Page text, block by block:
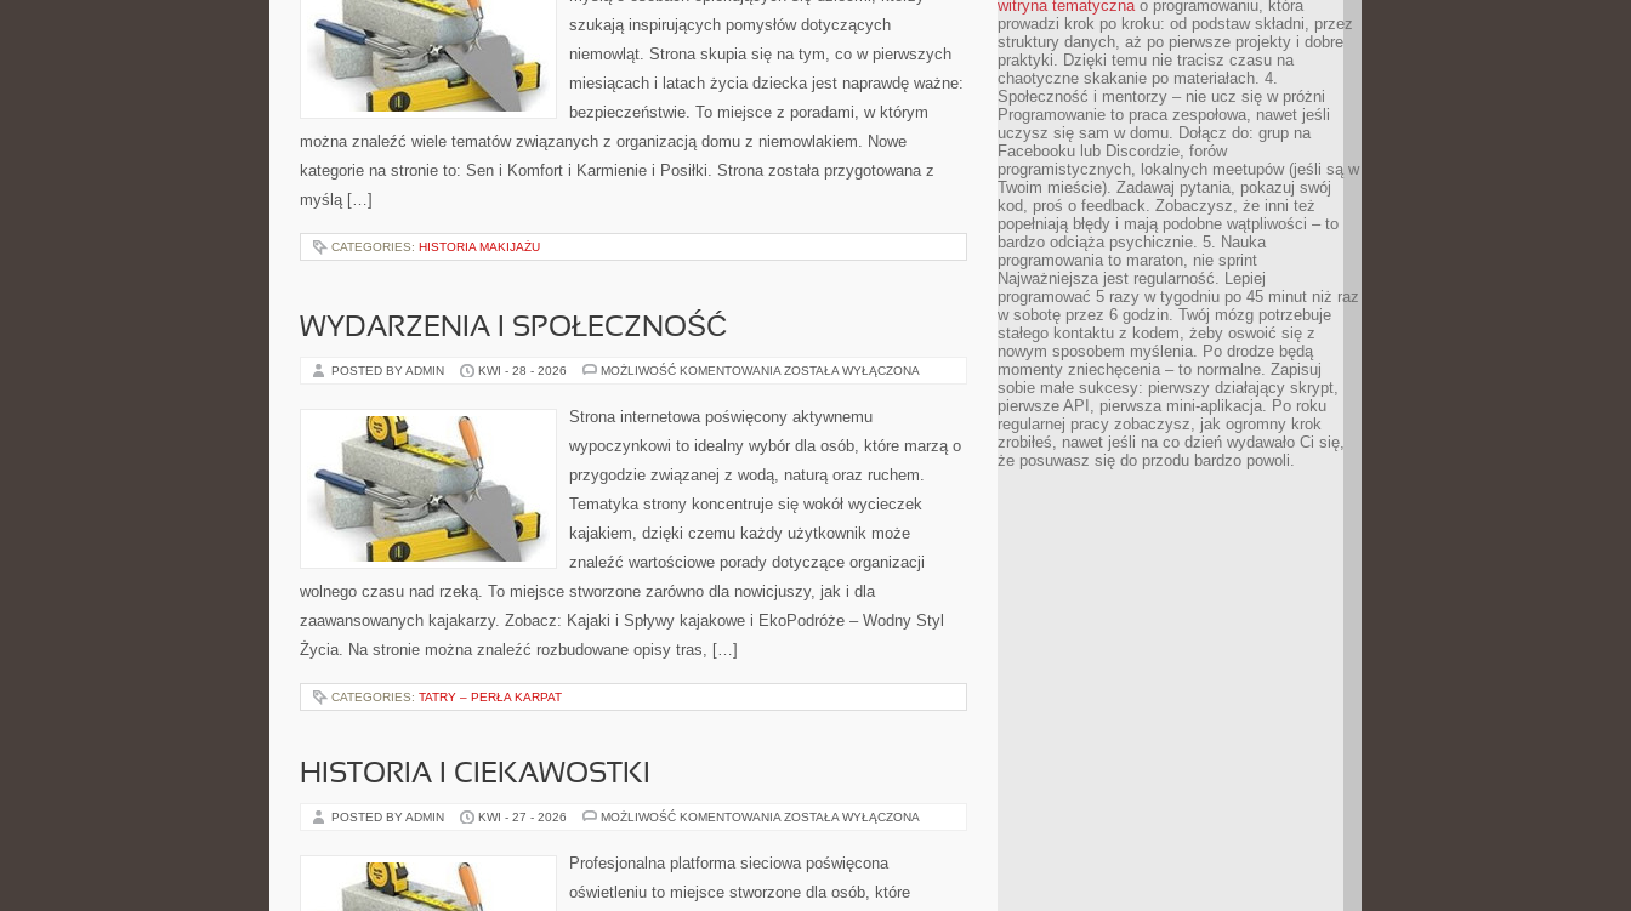
szukają inspirujących pomysłów dotyczących
niemowląt. Strona skupia się na tym, co w pierwszych
miesiącach i latach życia dziecka jest naprawdę ważne:
bezpieczeństwie. To miejsce z poradami, w którym
można znaleźć wiele tematów związanych z organizacją domu z niemowlakiem. Nowe
kategorie na stronie to: Sen i Komfort i Karmienie i Posiłki. Strona została przygotowana z
myślą […]
CATEGORIES: HISTORIA MAKIJAŻU
WYDARZENIA I SPOŁECZNOŚĆ
POSTED BY ADMIN KWI - 28 - 2026 MOŻLIWOŚĆ KOMENTOWANIA WYDARZENIA
ZOSTAŁA WYŁĄCZONA
Strona internetowa poświęcony aktywnemu
wypoczynkowi to idealny wybór dla osób, które marzą o
przygodzie związanej z wodą, naturą oraz ruchem.
Tematyka strony koncentruje się wokół wycieczek
kajakiem, dzięki czemu każdy użytkownik może
znaleźć wartościowe porady dotyczące organizacji
wolnego czasu nad rzeką. To miejsce stworzone zarówno dla nowicjuszy, jak i dla
zaawansowanych kajakarzy. Zobacz: Kajaki i Spływy kajakowe i EkoPodróże – Wodny Styl
Życia. Na stronie można znaleźć rozbudowane opisy tras, […]
CATEGORIES: TATRY – PERŁA KARPAT
HISTORIA I CIEKAWOSTKI
POSTED BY ADMIN KWI - 27 - 2026 MOŻLIWOŚĆ KOMENTOWANIA HISTORIA
ZOSTAŁA WYŁĄCZONA
Profesjonalna platforma sieciowa poświęcona
oświetleniu to miejsce stworzone dla osób, które
witryna tematycznao programowaniu, która
prowadzi krok po kroku: od podstaw składni, przez
struktury danych, aż po pierwsze projekty i dobre
praktyki. Dzięki temu nie tracisz czasu na
chaotyczne skakanie po materiałach. 4.
Społeczność i mentorzy – nie ucz się w próżni
Programowanie to praca zespołowa, nawet jeśli
uczysz się sam w domu. Dołącz do: grup na
Facebooku lub Discordzie, forów
programistycznych, lokalnych meetupów (jeśli są w
Twoim mieście). Zadawaj pytania, pokazuj swój
kod, proś o feedback. Zobaczysz, że inni też
popełniają błędy i mają podobne wątpliwości – to
bardzo odciąża psychicznie. 5. Nauka
programowania to maraton, nie sprint
Najważniejsza jest regularność. Lepiej
programować 5 razy w tygodniu po 45 minut niż raz
w sobotę przez 6 godzin. Twój mózg potrzebuje
stałego kontaktu z kodem, żeby oswoić się z
nowym sposobem myślenia. Po drodze będą
momenty zniechęcenia – to normalne. Zapisuj
sobie małe sukcesy: pierwszy działający skrypt,
pierwsze API, pierwsza mini-aplikacja. Po roku
regularnej pracy zobaczysz, jak ogromny krok
zrobiłeś, nawet jeśli na co dzień wydawało Ci się,
że posuwasz się do przodu bardzo powoli.